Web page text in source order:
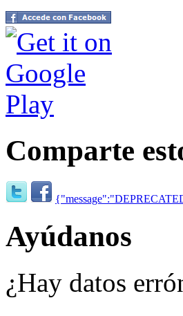
Comparte
Ayúdanos
¿Hay datos